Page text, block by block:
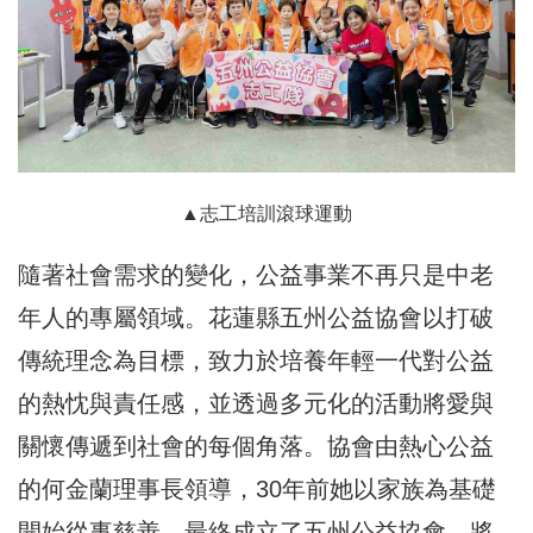
▲志工培訓滾球運動
隨著社會需求的變化，公益事業不再只是中老
年人的專屬領域。花蓮縣五州公益協會以打破
傳統理念為目標，致力於培養年輕一代對公益
的熱忱與責任感，並透過多元化的活動將愛與
關懷傳遞到社會的每個角落。協會由熱心公益
的何金蘭理事長領導，30年前她以家族為基礎